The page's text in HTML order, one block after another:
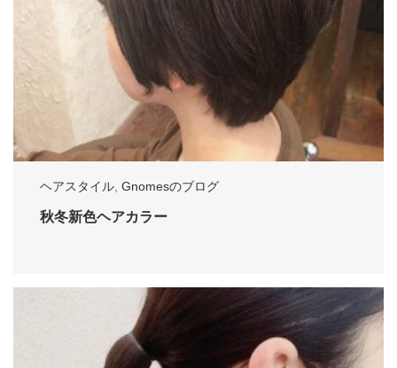
ヘアスタイル Gnomesのブログ
秋冬新色ヘアカラー